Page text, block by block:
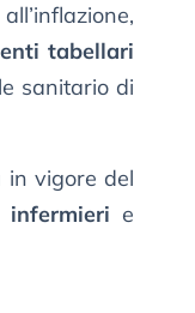
tabellari
sanitario di
in vigore del
infermieri e